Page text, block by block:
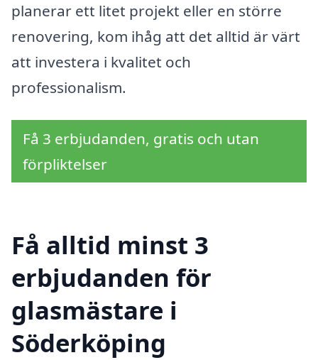
planerar ett litet projekt eller en större
renovering, kom ihåg att det alltid är värt
att investera i kvalitet och
professionalism.
Få 3 erbjudanden, gratis och utan
förpliktelser
Få alltid minst 3
erbjudanden för
glasmästare i
Söderköping